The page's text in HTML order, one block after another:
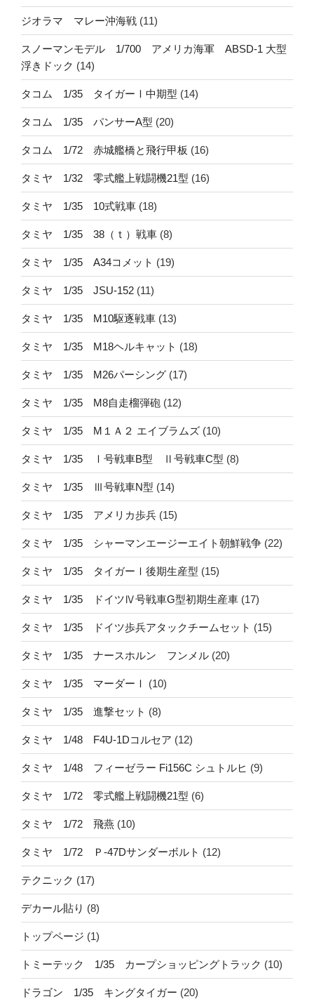
ジオラマ マレー沖海戦 (11)
スノーマンモデル 1/700 アメリカ海軍 ABSD-1 大型
浮きドック (14)
タコム 1/35 タイガーⅠ中期型 (14)
タコム 1/35 パンサーA型 (20)
タコム 1/72 赤城艦橋と飛行甲板 (16)
タミヤ 1/32 零式艦上戦闘機21型 (16)
タミヤ 1/35 10式戦車 (18)
タミヤ 1/35 38（ｔ）戦車 (8)
タミヤ 1/35 A34コメット (19)
タミヤ 1/35 JSU-152 (11)
タミヤ 1/35 M10駆逐戦車 (13)
タミヤ 1/35 M18ヘルキャット (18)
タミヤ 1/35 M26パーシング (17)
タミヤ 1/35 M8自走榴弾砲 (12)
タミヤ 1/35 M１Ａ２ エイブラムズ (10)
タミヤ 1/35 Ⅰ号戦車B型 Ⅱ号戦車C型 (8)
タミヤ 1/35 Ⅲ号戦車N型 (14)
タミヤ 1/35 アメリカ歩兵 (15)
タミヤ 1/35 シャーマンエージーエイト朝鮮戦争 (22)
タミヤ 1/35 タイガーⅠ後期生産型 (15)
タミヤ 1/35 ドイツⅣ号戦車G型初期生産車 (17)
タミヤ 1/35 ドイツ歩兵アタックチームセット (15)
タミヤ 1/35 ナースホルン フンメル (20)
タミヤ 1/35 マーダーⅠ (10)
タミヤ 1/35 進撃セット (8)
タミヤ 1/48 F4U-1Dコルセア (12)
タミヤ 1/48 フィーゼラー Fi156C シュトルヒ (9)
タミヤ 1/72 零式艦上戦闘機21型 (6)
タミヤ 1/72 飛燕 (10)
タミヤ 1/72 Ｐ-47Dサンダーボルト (12)
テクニック (17)
デカール貼り (8)
トップページ (1)
トミーテック 1/35 カープショッピングトラック (10)
ドラゴン 1/35 キングタイガー (20)